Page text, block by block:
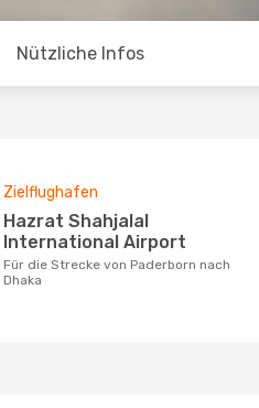
Nützliche Infos
Zielflughafen
Hazrat Shahjalal
International Airport
Für die Strecke von Paderborn nach
Dhaka